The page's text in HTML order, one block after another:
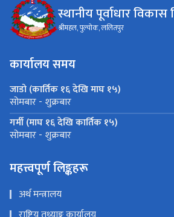
स्थानीय पूर्वाधार विकास
श्रीमहल, पुल्चोक, ललितपुर
कार्यालय समय
जाडो (कार्तिक १६ देखि माघ १५)
सोमबार - शुक्रबार
गर्मी (माघ १६ देखि कार्तिक १५)
सोमबार - शुक्रबार
महत्त्वपूर्ण लिङ्कहरू
अर्थ मन्त्रालय